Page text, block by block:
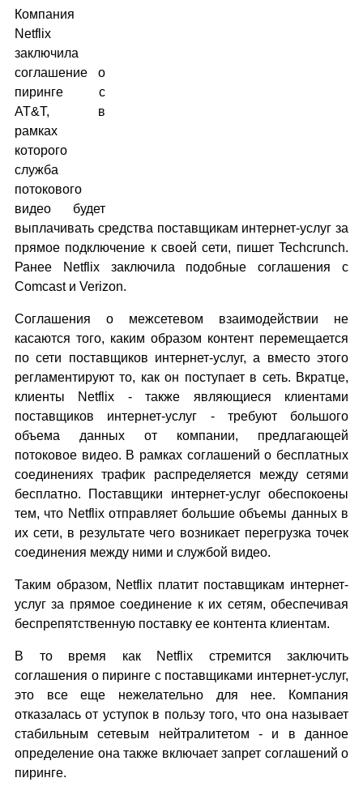
Компания
Netflix
заключила
соглашение о
пиринге с
AT&T, в
рамках
которого
служба
потокового
видео будет
выплачивать средства поставщикам интернет-услуг за
прямое подключение к своей сети, пишет Techcrunch.
Ранее Netflix заключила подобные соглашения с
Comcast и Verizon.
Соглашения о межсетевом взаимодействии не
касаются того, каким образом контент перемещается
по сети поставщиков интернет-услуг, а вместо этого
регламентируют то, как он поступает в сеть. Вкратце,
клиенты Netflix - также являющиеся клиентами
поставщиков интернет-услуг - требуют большого
объема данных от компании, предлагающей
потоковое видео. В рамках соглашений о бесплатных
соединениях трафик распределяется между сетями
бесплатно. Поставщики интернет-услуг обеспокоены
тем, что Netflix отправляет большие объемы данных в
их сети, в результате чего возникает перегрузка точек
соединения между ними и службой видео.
Таким образом, Netflix платит поставщикам интернет-
услуг за прямое соединение к их сетям, обеспечивая
беспрепятственную поставку ее контента клиентам.
В то время как Netflix стремится заключить
соглашения о пиринге с поставщиками интернет-услуг,
это все еще нежелательно для нее. Компания
отказалась от уступок в пользу того, что она называет
стабильным сетевым нейтралитетом - и в данное
определение она также включает запрет соглашений о
пиринге.